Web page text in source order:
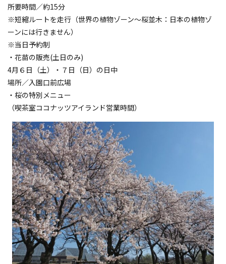
所要時間／約15分
※短縮ルートを走行（世界の植物ゾーン～桜並木：日本の植物ゾ
ーンには行きません）
※当日予約制
・花苗の販売(土日のみ)
4月６日（土）・７日（日）の日中
場所／入園口前広場
・桜の特別メニュー
（喫茶室ココナッツアイランド営業時間）